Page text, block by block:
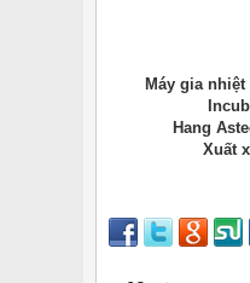
Máy gia nhiệt
Hang
Xuất